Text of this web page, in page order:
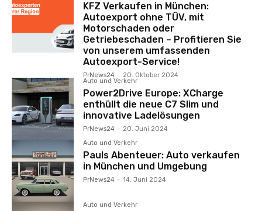
KFZ Verkaufen in München:
Autoexport ohne TÜV, mit
Motorschaden oder
Getriebeschaden – Profitieren Sie
von unserem umfassenden
Autoexport-Service!
PrNews24 - 20. Oktober 2024
Auto und Verkehr
Power2Drive Europe: XCharge
enthüllt die neue C7 Slim und
innovative Ladelösungen
PrNews24 - 20. Juni 2024
Auto und Verkehr
Pauls Abenteuer: Auto verkaufen
in München und Umgebung
PrNews24 - 14. Juni 2024
Auto und Verkehr